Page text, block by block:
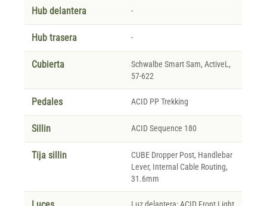
Hub delantera -
Hub trasera -
Cubierta
Schwalbe Smart Sam, ActiveL,
57-622
Pedales ACID PP Trekking
Sillin ACID Sequence 180
Tija sillin
CUBE Dropper Post, Handlebar
Lever, Internal Cable Routing,
31.6mm